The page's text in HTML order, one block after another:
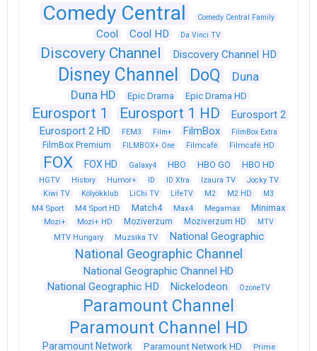
Comedy Central Comedy Central Family
Cool Cool HD Da Vinci TV
Discovery Channel Discovery Channel HD
Disney Channel DoQ
Duna
Duna HD
Epic Drama Epic Drama HD
Eurosport 1 Eurosport 1 HD
Eurosport 2
Eurosport 2 HD
FEM3 Film+ FilmBox FilmBox Extra
FilmBox Premium FILMBOX+ One Filmcafé Filmcafé HD
FOX FOX HD Galaxy4 HBO HBO GO HBO HD
HGTV History Humor+ ID ID Xtra Izaura TV
Jocky TV
Kiwi TV
Kölyökklub LiChi TV LifeTV M2 M2 HD M3
M4 Sport M4 Sport HD Match4 Max4 Megamax Minimax
Mozi+ Mozi+ HD Moziverzum Moziverzum HD
MTV
MTV Hungary
Muzsika TV National Geographic
National Geographic Channel
National Geographic Channel HD
National Geographic HD
Nickelodeon OzoneTV
Paramount Channel
Paramount Channel HD
Paramount Network Paramount Network HD Prime